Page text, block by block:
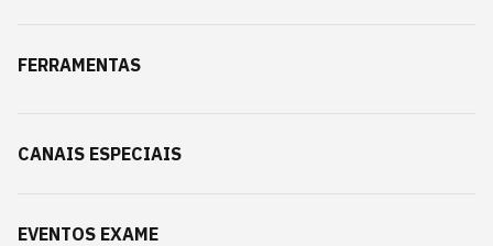
FERRAMENTAS
CANAIS ESPECIAIS
EVENTOS EXAME